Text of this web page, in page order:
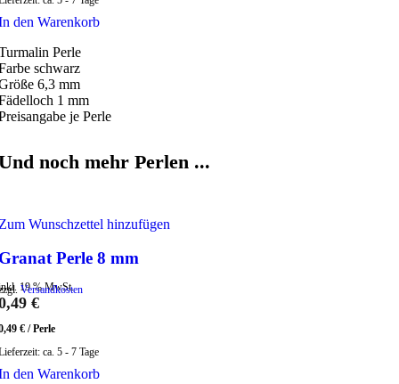
den Warenkorb
Perle
schwarz
6,3 mm
1 mm
je Perle
noch mehr Perlen ...
Wunschzettel hinzufügen
Perle 8 mm
19 % MwSt.
Versandkosten
€
€ /Perle
ca. 5 - 7 Tage
den Warenkorb